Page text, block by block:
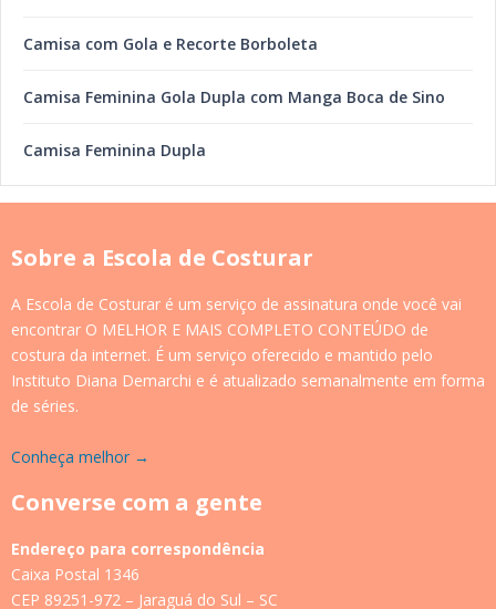
Camisa com Gola e Recorte Borboleta
Camisa Feminina Gola Dupla com Manga Boca de Sino
Camisa Feminina Dupla
Sobre a Escola de Costurar
A Escola de Costurar é um serviço de assinatura onde você vai
encontrar O MELHOR E MAIS COMPLETO CONTEÚDO de
costura da internet. É um serviço oferecido e mantido pelo
Instituto Diana Demarchi e é atualizado semanalmente em forma
de séries.
Conheça melhor →
Converse com a gente
Endereço para correspondência
Caixa Postal 1346
CEP 89251-972 – Jaraguá do Sul – SC